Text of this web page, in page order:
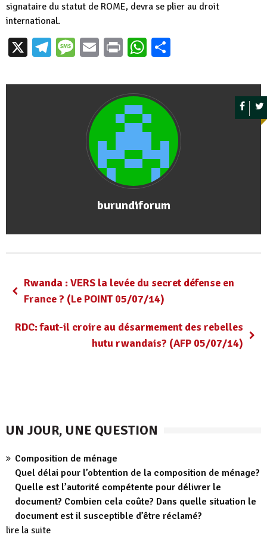
signataire du statut de ROME, devra se plier au droit
international.
X Telegram
Message
EmailPrintWhatsApp
burundiforum
Rwanda : VERS la levée du secret défense en
France ? (Le POINT 05/07/14)
RDC: faut-il croire au désarmement des rebelles
hutu rwandais? (AFP 05/07/14)
UN JOUR, UNE QUESTION
Composition de ménage
Quel délai pour l’obtention de la composition de ménage?
Quelle est l’autorité compétente pour délivrer le
document? Combien cela coûte? Dans quelle situation le
document est il susceptible d’être réclamé?
lire la suite